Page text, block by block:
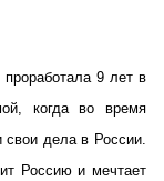
9 лет в
когда во время
свои дела в России.
Россию и мечтает